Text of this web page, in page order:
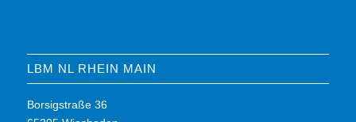
LBM NL RHEIN MAIN
Borsigstraße 36